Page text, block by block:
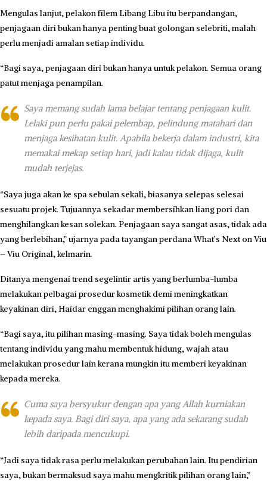
Mengulas lanjut, pelakon filem Libang Libu itu berpandangan,
penjagaan diri bukan hanya penting buat golongan selebriti, malah
perlu menjadi amalan setiap individu.
“Bagi saya, penjagaan diri bukan hanya untuk pelakon. Semua orang
patut menjaga penampilan.
Saya memang sudah lama belajar tentang penjagaan kulit.
Lelaki pun perlu pakai pelembap, pelindung matahari dan
menjaga kesihatan kulit. Apabila bekerja dalam industri, kita
memakai mekap setiap hari, jadi kalau tidak dijaga, kulit
mudah terjejas.
“Saya juga akan ke spa sebulan sekali, biasanya selepas selesai
sesuatu projek. Tujuannya sekadar membersihkan liang pori dan
menghilangkan kesan solekan. Penjagaan saya sangat asas, tidak ada
yang berlebihan,” ujarnya pada tayangan perdana What’s Next on Viu
– Viu Original, kelmarin.
Ditanya mengenai trend segelintir artis yang berlumba-lumba
melakukan pelbagai prosedur kosmetik demi meningkatkan
keyakinan diri, Haidar enggan menghakimi pilihan orang lain.
“Bagi saya, itu pilihan masing-masing. Saya tidak boleh mengulas
tentang individu yang mahu membentuk hidung, wajah atau
melakukan prosedur lain kerana mungkin itu memberi keyakinan
kepada mereka.
Cuma saya bersyukur dengan apa yang Allah kurniakan
kepada saya. Bagi diri saya, apa yang ada sekarang sudah
lebih daripada mencukupi.
“Jadi saya tidak rasa perlu melakukan perubahan lain. Itu pendirian
saya, bukan bermaksud saya mahu mengkritik pilihan orang lain,”